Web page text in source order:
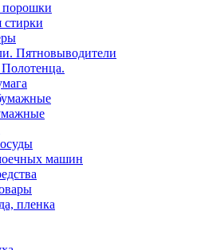
порошки
стирки
Пятновыводители
Полотенца.
машин
пленка